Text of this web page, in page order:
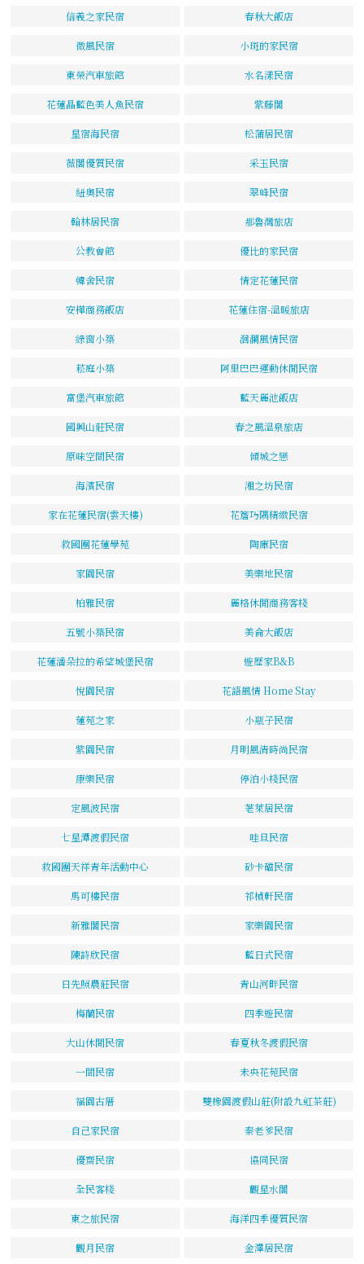
信義之家民宿 春秋大飯店
微風民宿 小斑的家民宿
東榮汽車旅館 水名漾民宿
花蓮晶藍色美人魚民宿 紫藤閣
星宿海民宿 松蒲居民宿
薇閣優質民宿 采玉民宿
紐奧民宿 翠峰民宿
翰林居民宿 那魯灣旅店
公教會館 優比的家民宿
韓舍民宿 情定花蓮民宿
安樺商務飯店 花蓮住宿-溫暖旅店
綠窗小築 洄瀾風情民宿
菘庭小築 阿里巴巴運動休閒民宿
富堡汽車旅館 藍天麗池飯店
國興山莊民宿 春之風溫泉旅店
原味空間民宿 傾城之戀
海濱民宿 湘之坊民宿
家在花蓮民宿(雲天樓) 花簷巧隅精緻民宿
救國團花蓮學苑 陶庫民宿
家園民宿 美樂地民宿
柏雅民宿 麗格休閒商務客棧
五號小築民宿 美侖大飯店
花蓮潘朵拉的希望城堡民宿 遊歷家B&B
悅園民宿 花語風情 Home Stay
蓮苑之家 小瓶子民宿
紫園民宿 月明風清時尚民宿
康樂民宿 停泊小棧民宿
定風波民宿 荖萊居民宿
七星潭渡假民宿 哇旦民宿
救國團天祥青年活動中心 砂卡礑民宿
馬可樓民宿 祁楨軒民宿
新雅閣民宿 家樂園民宿
陳詩欣民宿 藍日式民宿
日先照農莊民宿 青山河畔民宿
梅蘭民宿 四季遊民宿
大山休閒民宿 春夏秋冬渡假民宿
一間民宿 未央花苑民宿
福園古厝 雙橡園渡假山莊(附設九虹茶莊)
自己家民宿 秦老爹民宿
優齋民宿 協同民宿
全民客棧 觀星水閣
東之旅民宿 海洋四季優質民宿
觀月民宿 金澤居民宿